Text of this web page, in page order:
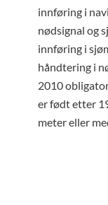
innføring i
nødsignal og
innføring i
håndtering i
2010
er født etter
meter eller